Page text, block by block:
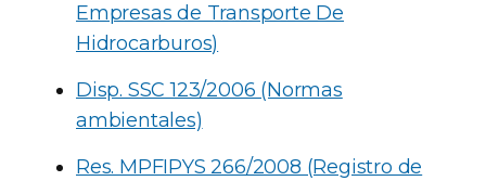
Empresas de Transporte De
Hidrocarburos)
Disp. SSC 123/2006 (Normas
ambientales)
Res. MPFIPYS 266/2008 (Registro de